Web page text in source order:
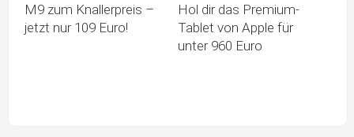
M9 zum Knallerpreis –
jetzt nur 109 Euro!
Hol dir das Premium-
Tablet von Apple für
unter 960 Euro